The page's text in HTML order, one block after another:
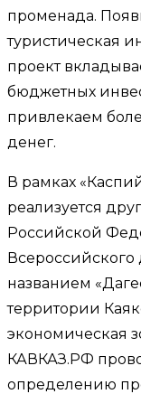
променада.
туристическая
проект
бюджетных
привлекаем
денег.
В рамках
реализуется
Российской
Всероссийского
названием
территории
экономическая
КАВКАЗ.РФ
определению